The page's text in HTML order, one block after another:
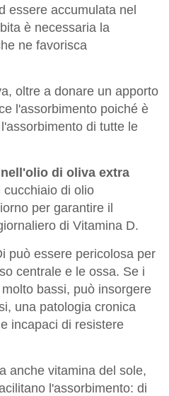
essere accumulata nel
è necessaria la
ne favorisca
oltre a donare un apporto
l'assorbimento poiché è
di tutte le
di oliva extra
cucchiaio di olio
per garantire il
di Vitamina D.
può essere pericolosa per
centrale e le ossa. Se i
bassi, può insorgere
una patologia cronica
incapaci di resistere
anche vitamina del sole,
l'assorbimento: di